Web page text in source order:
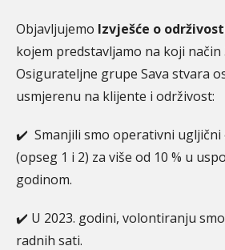
Objavljujemo Izvješće o
kojem predstavljamo na koji način
Osigurateljne grupe Sava stvara
usmjerenu na klijente i održivost:
✔️ Smanjili smo operativni ugljični
(opseg 1 i 2) za više od 10 % u
godinom.
✔️ U 2023. godini, volontiranju
radnih sati.